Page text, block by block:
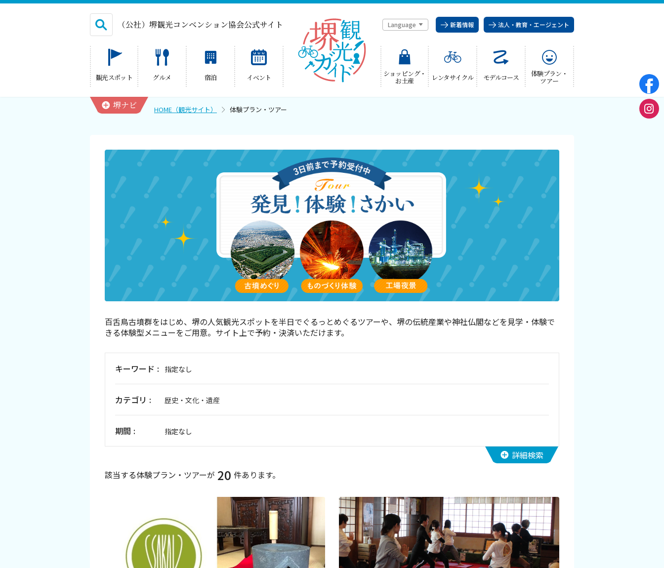
（公社）堺観光コンベンション協会公式サイト Language 新着情報 法人・教育・エージェント
観光スポット グルメ 宿泊 イベント ショッピング・
お土産 レンタサイクル モデルコース 体験プラン・
ツアー
简体中文
堺ナビ HOME（観光サイト） 体験プラン・ツアー
百舌鳥古墳群をはじめ、堺の人気観光スポットを半日でぐるっとめぐるツアーや、堺の伝統産業や神社仏閣などを見学・体験で
きる体験型メニューをご用意。サイト上で予約・決済いただけます。
キーワード 指定なし
カテゴリ 歴史・文化・遺産
期間 指定なし
詳細検索
該当する体験プラン・ツアーが 20 件あります。